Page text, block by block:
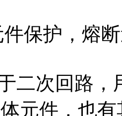
保护，熔
二次回路
元件，也